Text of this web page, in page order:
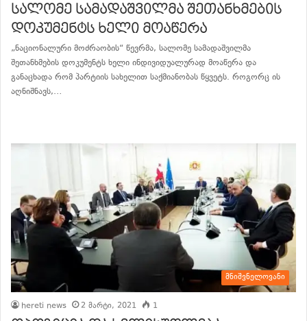
სალომე სამადაშვილმა შეთანხმების
დოკუმენტს ხელი მოაწერა
„ნაციონალური მოძრაობის“ წევრმა, სალომე სამადაშვილმა
შეთანხმების დოკუმენტს ხელი ინდივიდუალურად მოაწერა და
განაცხადა რომ პარტიის სახელით საქმიანობას წყვეტს. როგორც ის
აღნიშნავს,…
მნიშვნელოვანი
hereti news 2 მარტი, 2021 1